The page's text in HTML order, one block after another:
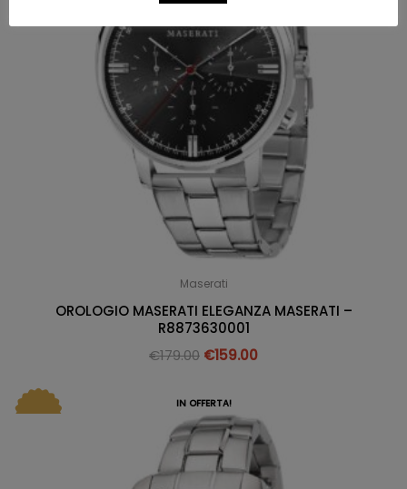
Maserati
OROLOGIO MASERATI ELEGANZA MASERATI –
R8873630001
€179.00 €159.00
IN OFFERTA!